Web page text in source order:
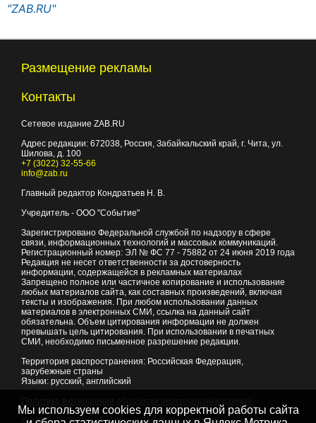
"ZAB.RU"
Размещение рекламы
Контакты
Сетевое издание ZAB.RU
Адрес редакции: 672038, Россия, Забайкальский край, г. Чита, ул.
Шилова, д. 100
+7 (3022) 32-55-66
info@zab.ru
Главный редактор Кондратьев Н. В.
Учредитель - ООО "Событие"
Зарегистрировано Федеральной службой по надзору в сфере
связи, информационных технологий и массовых коммуникаций.
Регистрационный номер: ЭЛ № ФС 77 - 75882 от 24 июня 2019 года
Редакция не несет ответственности за достоверность
информации, содержащейся в рекламных материалах
Запрещено полное или частичное копирование и использование
любых материалов сайта, как составных произведений, включая
тексты и изображения. При любом использовании данных
материалов в электронных СМИ, ссылка на данный сайт
обязательна. Объем цитирования информации не должен
превышать цель цитирования. При использовании в печатных
СМИ, необходимо письменное разрешение редакции.
Территория распространения: Российская Федерация,
зарубежные страны
Языки: русский, английский
© 2007 - 2026Портал Читы и Забайкальского края
Мы используем cookies для корректной работы сайта